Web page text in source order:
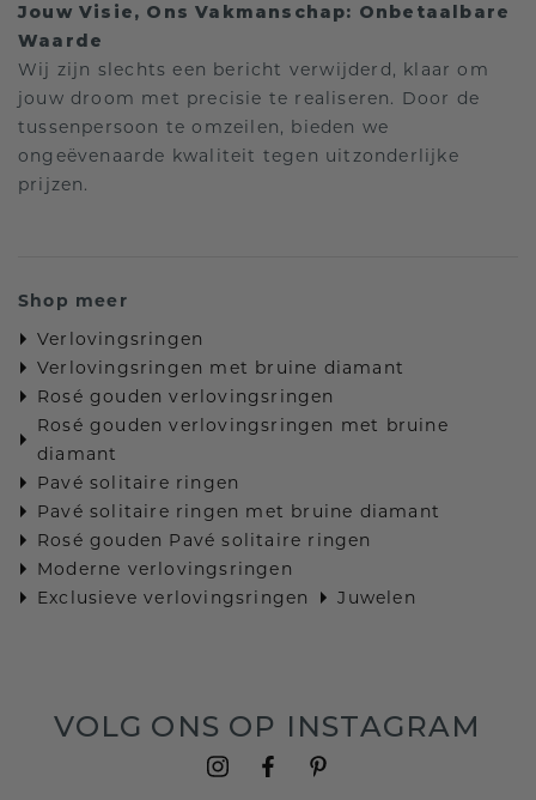
Jouw Visie, Ons Vakmanschap: Onbetaalbare
Waarde
Wij zijn slechts een bericht verwijderd, klaar om
jouw droom met precisie te realiseren. Door de
tussenpersoon te omzeilen, bieden we
ongeëvenaarde kwaliteit tegen uitzonderlijke
prijzen.
Shop meer
Verlovingsringen
Verlovingsringen met bruine diamant
Rosé gouden verlovingsringen
Rosé gouden verlovingsringen met bruine
diamant
Pavé solitaire ringen
Pavé solitaire ringen met bruine diamant
Rosé gouden Pavé solitaire ringen
Moderne verlovingsringen
Exclusieve verlovingsringen
Juwelen
VOLG ONS OP INSTAGRAM